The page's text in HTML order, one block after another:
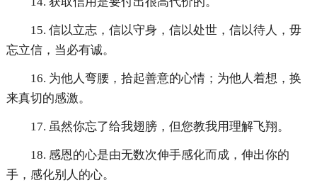
15. 信以立志，信以守身，信以处世，信以待人，毋
忘立信，当必有诚。
16. 为他人弯腰，拾起善意的心情；为他人着想，换
来真切的感激。
17. 虽然你忘了给我翅膀，但您教我用理解飞翔。
18. 感恩的心是由无数次伸手感化而成，伸出你的
手，感化别人的心。